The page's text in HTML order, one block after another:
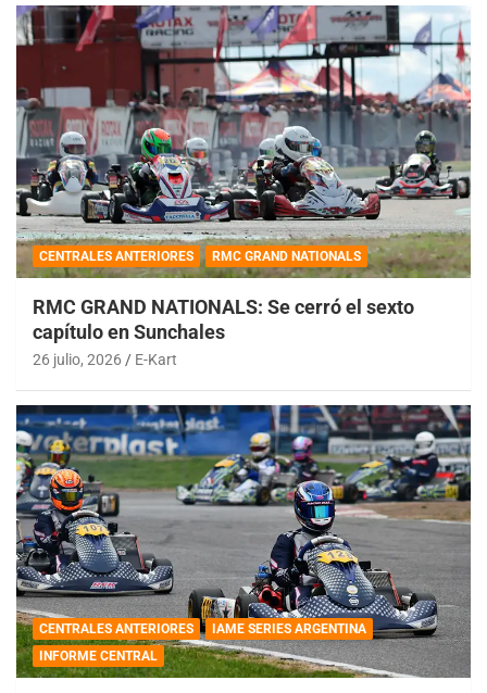
CENTRALES ANTERIORES RMC GRAND NATIONALS
RMC GRAND NATIONALS: Se cerró el sexto
capítulo en Sunchales
26 julio, 2026 E-Kart
CENTRALES ANTERIORES
IAME SERIES ARGENTINA
INFORME CENTRAL